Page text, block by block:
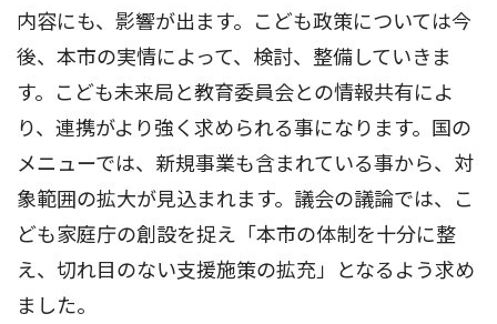
内容にも、影響が出ます。こども政策については今
後、本市の実情によって、検討、整備していきま
す。こども未来局と教育委員会との情報共有によ
り、連携がより強く求められる事になります。国の
メニューでは、新規事業も含まれている事から、対
象範囲の拡大が見込まれます。議会の議論では、こ
ども家庭庁の創設を捉え「本市の体制を十分に整
え、切れ目のない支援施策の拡充」となるよう求め
ました。